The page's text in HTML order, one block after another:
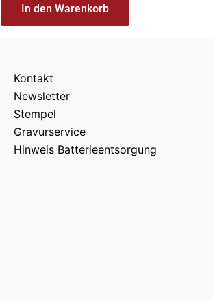
In den Warenkorb
Kontakt
Newsletter
Stempel
Gravurservice
Hinweis Batterieentsorgung